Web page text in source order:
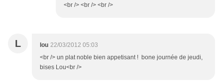
<br /> <br /> <br />
L lou 22/03/2012 05:03
<br /> un plat noble bien appetisant ! bone journée de jeudi,
bises Lou<br />